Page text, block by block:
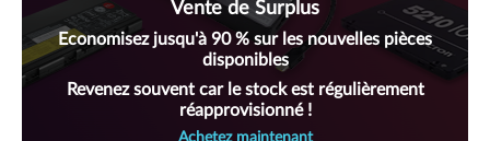
Vente de Surplus
Economisez jusqu'à 90 % sur les nouvelles pièces
disponibles
Revenez souvent car le stock est régulièrement
réapprovisionné !
Achetez maintenant